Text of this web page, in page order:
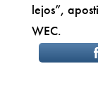
lejos”,
WEC.